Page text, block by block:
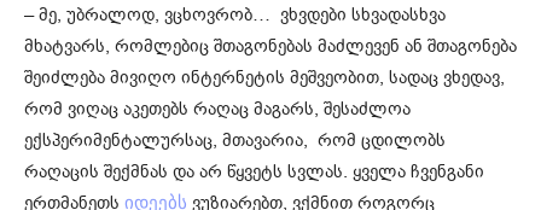
– მე, უბრალოდ, ვცხოვრობ… ვხვდები სხვადასხვა
მხატვარს, რომლებიც შთაგონებას მაძლევენ ან შთაგონება
შეიძლება მივიღო ინტერნეტის მეშვეობით, სადაც ვხედავ,
რომ ვიღაც აკეთებს რაღაც მაგარს, შესაძლოა
ექსპერიმენტალურსაც, მთავარია, რომ ცდილობს
რაღაცის შექმნას და არ წყვეტს სვლას. ყველა ჩვენგანი
ერთმანეთს იდეებს ვუზიარებთ, ვქმნით როგორც